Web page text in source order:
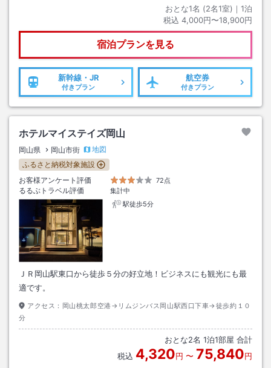
おとな1名 (2名1室)｜ 1泊
税込 4,000円〜18,900円
宿泊プランを見る
新幹線・JR
付きプラン
航空券
付きプラン
ホテルマイステイズ岡山
岡山県 岡山市街
地図
ふるさと納税対象施設
お客様アンケート評価
72点
るるぶトラベル評価
集計中
駅徒歩5分
ＪＲ岡山駅東口から徒歩５分の好立地！ビジネスにも観光にも最
適です。
アクセス： 岡山桃太郎空港→リムジンバス岡山駅西口下車→徒歩約１０
分
おとな2名 1泊1部屋 合計
税込 4,320円 〜 75,840円